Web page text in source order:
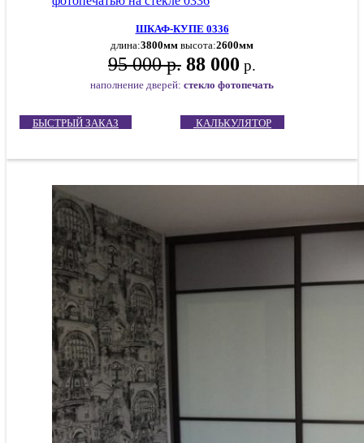
ШКАФ-КУПЕ 0336
длина:3800мм высота:2600мм
95 000 р. 88 000 р.
наполнение дверей: стекло фотопечать
БЫСТРЫЙ ЗАКАЗ КАЛЬКУЛЯТОР